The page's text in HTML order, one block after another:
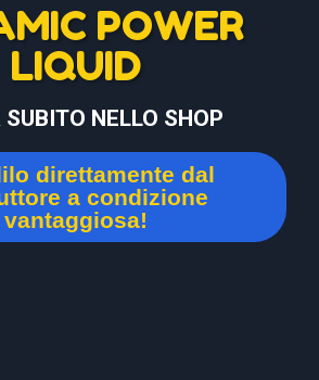
POWER
LIQUID
NELLO SHOP
direttamente dal
a condizione
vantaggiosa!